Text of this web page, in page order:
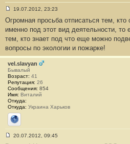
о
о
б
щ
н
и
е
#
1
9
19.07.2012, 23:23
Огромная просьба отписаться тем,
именно под этот вид деятельности,
тем, кто знает под что еще можно
вопросы по экологии и пожарке!
vel.slavyan
Бывалый
Возраст: 41
Репутация: 26
Сообщения: 854
Имя: Виталий
Откуда:
Откуда: Украина Харьков
Сайт
20.07.2012, 09:45